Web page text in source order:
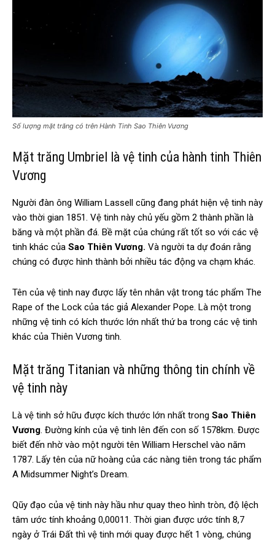
Số lượng mặt trăng có trên Hành Tinh Sao Thiên Vương
Mặt trăng Umbriel là vệ tinh của hành tinh Thiên
Vương
Người đàn ông William Lassell cũng đang phát hiện vệ tinh này
vào thời gian 1851. Vệ tinh này chủ yếu gồm 2 thành phần là
băng và một phần đá. Bề mặt của chúng rất tốt so với các vệ
tinh khác của Sao Thiên Vương. Và người ta dự đoán rằng
chúng có được hình thành bởi nhiều tác động va chạm khác.
Tên của vệ tinh nay được lấy tên nhân vật trong tác phẩm The
Rape of the Lock của tác giả Alexander Pope. Là một trong
những vệ tinh có kích thước lớn nhất thứ ba trong các vệ tinh
khác của Thiên Vương tinh.
Mặt trăng Titanian và những thông tin chính về
vệ tinh này
Là vệ tinh sở hữu được kích thước lớn nhất trong Sao Thiên
Vương. Đường kính của vệ tinh lên đến con số 1578km. Được
biết đến nhờ vào một người tên William Herschel vào năm
1787. Lấy tên của nữ hoàng của các nàng tiên trong tác phẩm
A Midsummer Night’s Dream.
Qũy đạo của vệ tinh này hầu như quay theo hình tròn, độ lệch
tâm ước tính khoảng 0,00011. Thời gian được ước tính 8,7
ngày ở Trái Đất thì vệ tinh mới quay được hết 1 vòng, chúng